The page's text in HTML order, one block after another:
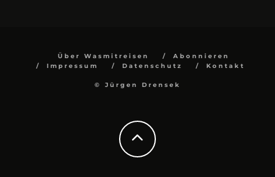
Über Wasmitreisen
Abonnieren
Impressum
Datenschutz Kontakt
© Jürgen Drensek